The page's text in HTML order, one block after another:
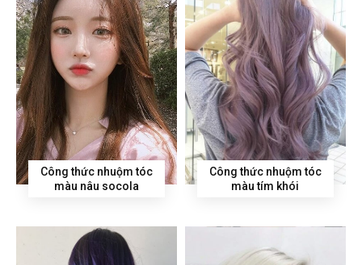
Công thức nhuộm tóc
màu nâu socola
Công thức nhuộm tóc
màu tím khói